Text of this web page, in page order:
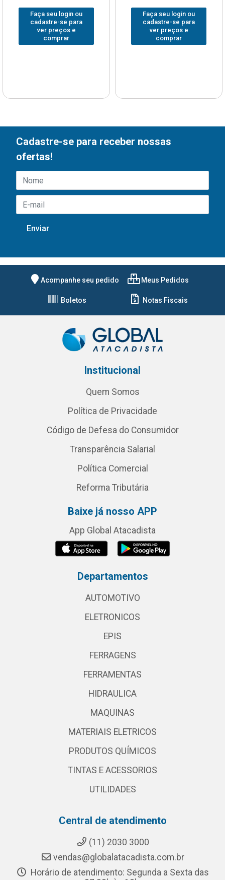
Faça seu login ou
cadastre-se para
ver preços e
comprar
Faça seu login ou
cadastre-se para
ver preços e
comprar
Cadastre-se para receber nossas
ofertas!
Acompanhe seu pedido Meus Pedidos
Boletos Notas Fiscais
Institucional
Quem Somos
Política de Privacidade
Código de Defesa do Consumidor
Transparência Salarial
Política Comercial
Reforma Tributária
Baixe já nosso APP
App Global Atacadista
Departamentos
AUTOMOTIVO
ELETRONICOS
EPIS
FERRAGENS
FERRAMENTAS
HIDRAULICA
MAQUINAS
MATERIAIS ELETRICOS
PRODUTOS QUÍMICOS
TINTAS E ACESSORIOS
UTILIDADES
Central de atendimento
(11) 2030 3000
vendas@globalatacadista.com.br
Horário de atendimento: Segunda a Sexta das